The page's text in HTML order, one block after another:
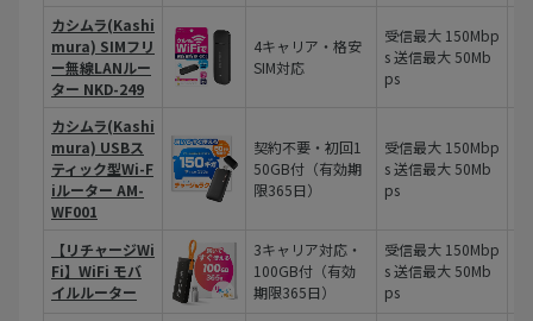
カシムラ(Kashi
mura) SIMフリ
ー無線LANルー
ター NKD-249
4キャリア・格安
SIM対応
受信最大 150Mbp
s 送信最大 50Mb
ps
カシムラ(Kashi
mura) USBス
ティック型Wi-F
iルーター AM-
WF001
契約不要・初回1
50GB付（有効期
限365日）
受信最大 150Mbp
s 送信最大 50Mb
ps
【リチャージWi
Fi】WiFi モバ
イルルーター
3キャリア対応・
100GB付（有効
期限365日）
受信最大 150Mbp
s 送信最大 50Mb
ps